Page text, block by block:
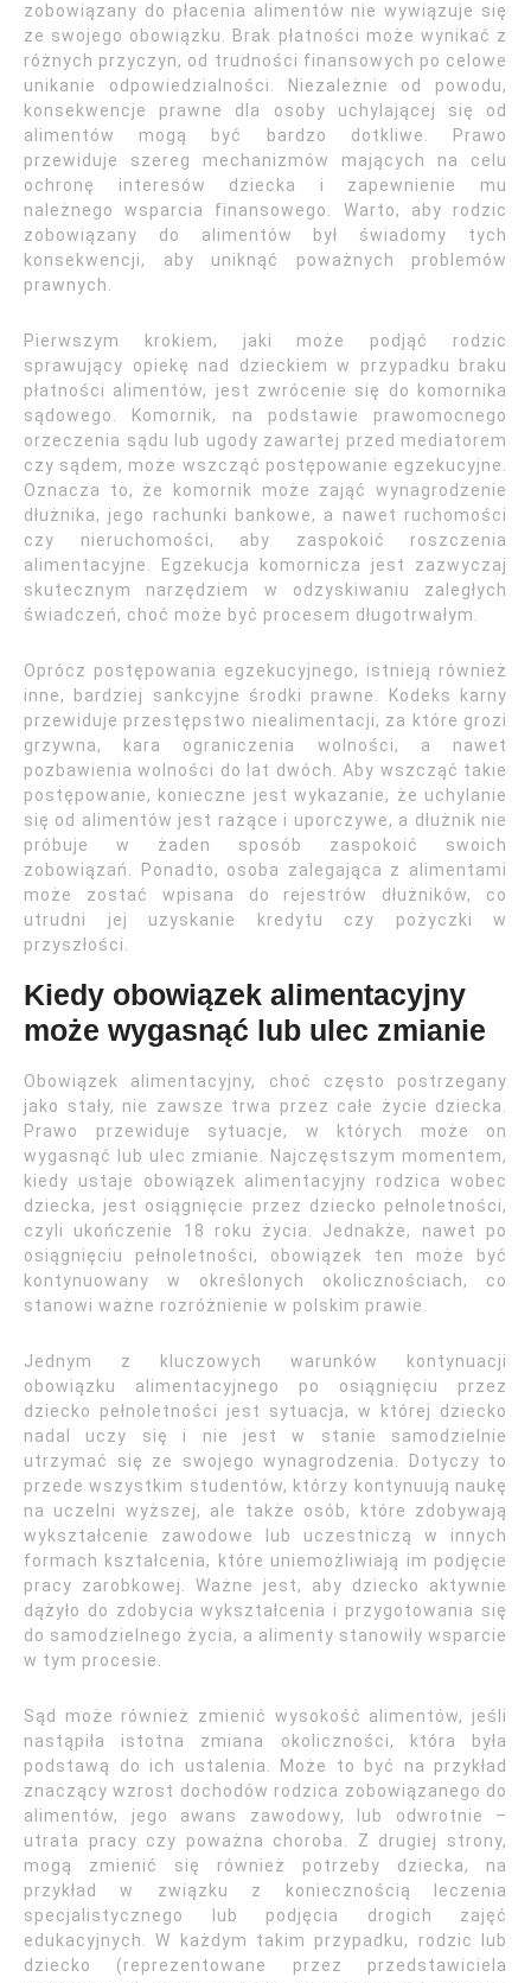
zobowiązany do płacenia alimentów nie wywiązuje się
ze swojego obowiązku. Brak płatności może wynikać z
różnych przyczyn, od trudności finansowych po celowe
unikanie odpowiedzialności. Niezależnie od powodu,
konsekwencje prawne dla osoby uchylającej się od
alimentów mogą być bardzo dotkliwe. Prawo
przewiduje szereg mechanizmów mających na celu
ochronę interesów dziecka i zapewnienie mu
należnego wsparcia finansowego. Warto, aby rodzic
zobowiązany do alimentów był świadomy tych
konsekwencji, aby uniknąć poważnych problemów
prawnych.
Pierwszym krokiem, jaki może podjąć rodzic
sprawujący opiekę nad dzieckiem w przypadku braku
płatności alimentów, jest zwrócenie się do komornika
sądowego. Komornik, na podstawie prawomocnego
orzeczenia sądu lub ugody zawartej przed mediatorem
czy sądem, może wszcząć postępowanie egzekucyjne.
Oznacza to, że komornik może zająć wynagrodzenie
dłużnika, jego rachunki bankowe, a nawet ruchomości
czy nieruchomości, aby zaspokoić roszczenia
alimentacyjne. Egzekucja komornicza jest zazwyczaj
skutecznym narzędziem w odzyskiwaniu zaległych
świadczeń, choć może być procesem długotrwałym.
Oprócz postępowania egzekucyjnego, istnieją również
inne, bardziej sankcyjne środki prawne. Kodeks karny
przewiduje przestępstwo niealimentacji, za które grozi
grzywna, kara ograniczenia wolności, a nawet
pozbawienia wolności do lat dwóch. Aby wszcząć takie
postępowanie, konieczne jest wykazanie, że uchylanie
się od alimentów jest rażące i uporczywe, a dłużnik nie
próbuje w żaden sposób zaspokoić swoich
zobowiązań. Ponadto, osoba zalegająca z alimentami
może zostać wpisana do rejestrów dłużników, co
utrudni jej uzyskanie kredytu czy pożyczki w
przyszłości.
Kiedy obowiązek alimentacyjny
może wygasnąć lub ulec zmianie
Obowiązek alimentacyjny, choć często postrzegany
jako stały, nie zawsze trwa przez całe życie dziecka.
Prawo przewiduje sytuacje, w których może on
wygasnąć lub ulec zmianie. Najczęstszym momentem,
kiedy ustaje obowiązek alimentacyjny rodzica wobec
dziecka, jest osiągnięcie przez dziecko pełnoletności,
czyli ukończenie 18 roku życia. Jednakże, nawet po
osiągnięciu pełnoletności, obowiązek ten może być
kontynuowany w określonych okolicznościach, co
stanowi ważne rozróżnienie w polskim prawie.
Jednym z kluczowych warunków kontynuacji
obowiązku alimentacyjnego po osiągnięciu przez
dziecko pełnoletności jest sytuacja, w której dziecko
nadal uczy się i nie jest w stanie samodzielnie
utrzymać się ze swojego wynagrodzenia. Dotyczy to
przede wszystkim studentów, którzy kontynuują naukę
na uczelni wyższej, ale także osób, które zdobywają
wykształcenie zawodowe lub uczestniczą w innych
formach kształcenia, które uniemożliwiają im podjęcie
pracy zarobkowej. Ważne jest, aby dziecko aktywnie
dążyło do zdobycia wykształcenia i przygotowania się
do samodzielnego życia, a alimenty stanowiły wsparcie
w tym procesie.
Sąd może również zmienić wysokość alimentów, jeśli
nastąpiła istotna zmiana okoliczności, która była
podstawą do ich ustalenia. Może to być na przykład
znaczący wzrost dochodów rodzica zobowiązanego do
alimentów, jego awans zawodowy, lub odwrotnie –
utrata pracy czy poważna choroba. Z drugiej strony,
mogą zmienić się również potrzeby dziecka, na
przykład w związku z koniecznością leczenia
specjalistycznego lub podjęcia drogich zajęć
edukacyjnych. W każdym takim przypadku, rodzic lub
dziecko (reprezentowane przez przedstawiciela